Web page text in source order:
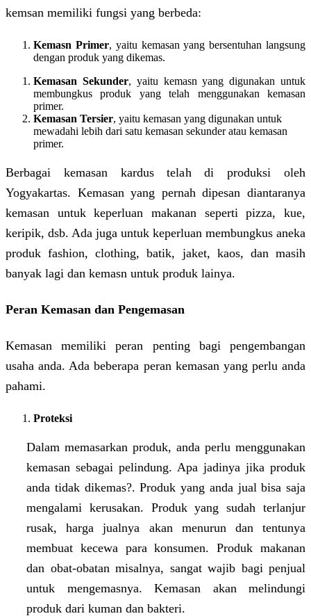
kemsan memiliki fungsi yang berbeda:
Kemasn Primer, yaitu kemasan yang bersentuhan langsung
dengan produk yang dikemas.
Kemasan Sekunder, yaitu kemasn yang digunakan untuk
membungkus produk yang telah menggunakan kemasan
primer.
Kemasan Tersier, yaitu kemasan yang digunakan untuk
mewadahi lebih dari satu kemasan sekunder atau kemasan
primer.
Berbagai kemasan kardus telah di produksi oleh
Yogyakartas. Kemasan yang pernah dipesan diantaranya
kemasan untuk keperluan makanan seperti pizza, kue,
keripik, dsb. Ada juga untuk keperluan membungkus aneka
produk fashion, clothing, batik, jaket, kaos, dan masih
banyak lagi dan kemasn untuk produk lainya.
Peran Kemasan dan Pengemasan
Kemasan memiliki peran penting bagi pengembangan
usaha anda. Ada beberapa peran kemasan yang perlu anda
pahami.
Proteksi
Dalam memasarkan produk, anda perlu menggunakan
kemasan sebagai pelindung. Apa jadinya jika produk
anda tidak dikemas?. Produk yang anda jual bisa saja
mengalami kerusakan. Produk yang sudah terlanjur
rusak, harga jualnya akan menurun dan tentunya
membuat kecewa para konsumen. Produk makanan
dan obat-obatan misalnya, sangat wajib bagi penjual
untuk mengemasnya. Kemasan akan melindungi
produk dari kuman dan bakteri.